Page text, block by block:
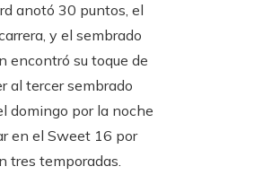
anotó 30 puntos, el
y el sembrado
encontró su toque de
al tercer sembrado
domingo por la noche
en el Sweet 16 por
tres temporadas.